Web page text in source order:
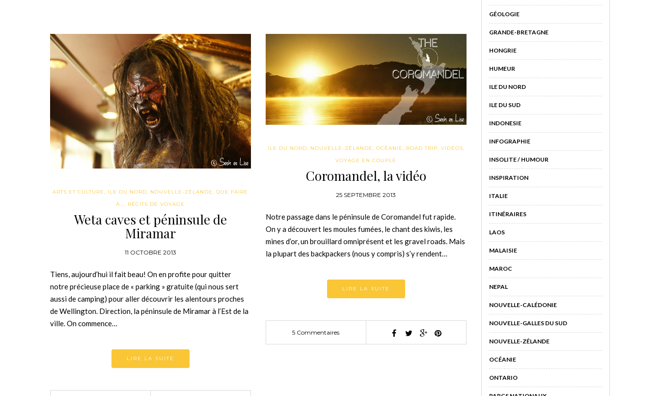
ARTS ET CULTURE, ILE DU NORD, NOUVELLE-ZÉLANDE,QUE FAIRE
À..., RÉCITS DE VOYAGE
Weta caves et péninsule de
Miramar
11 OCTOBRE 2013
Tiens, aujourd’hui il fait beau! On en profite pour quitter
notre précieuse place de « parking » gratuite (qui nous sert
aussi de camping) pour aller découvrir les alentours proches
de Wellington. Direction, la péninsule de Miramar à l’Est de la
ville. On commence…
LIRE LA SUITE
ILE DU NORD, NOUVELLE-ZÉLANDE, OCÉANIE, ROAD TRIP, VIDÉOS,
VOYAGE EN COUPLE
Coromandel, la vidéo
25 SEPTEMBRE 2013
Notre passage dans le péninsule de Coromandel fut rapide.
On y a découvert les moules fumées, le chant des kiwis, les
mines d’or, un brouillard omniprésent et les gravel roads. Mais
la plupart des backpackers (nous y compris) s’y rendent…
LIRE LA SUITE
5 Commentaires
GÉOLOGIE
GRANDE-BRETAGNE
HONGRIE
HUMEUR
ILE DU NORD
ILE DU SUD
INDONESIE
INFOGRAPHIE
INSOLITE / HUMOUR
INSPIRATION
ITALIE
ITINÉRAIRES
LAOS
MALAISIE
MAROC
NEPAL
NOUVELLE-CALÉDONIE
NOUVELLE-GALLES DU SUD
NOUVELLE-ZÉLANDE
OCÉANIE
ONTARIO